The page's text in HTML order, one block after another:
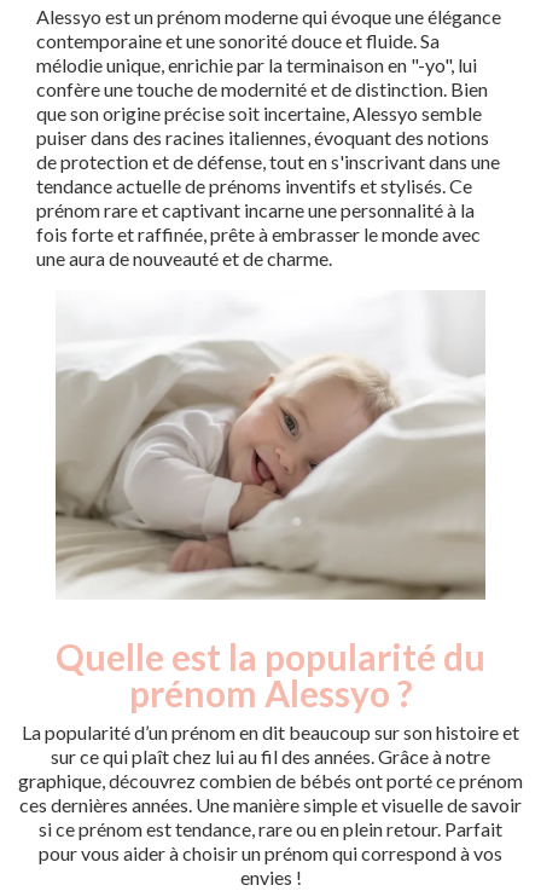
Alessyo est un prénom moderne qui évoque une élégance
contemporaine et une sonorité douce et fluide. Sa
mélodie unique, enrichie par la terminaison en "-yo", lui
confère une touche de modernité et de distinction. Bien
que son origine précise soit incertaine, Alessyo semble
puiser dans des racines italiennes, évoquant des notions
de protection et de défense, tout en s'inscrivant dans une
tendance actuelle de prénoms inventifs et stylisés. Ce
prénom rare et captivant incarne une personnalité à la
fois forte et raffinée, prête à embrasser le monde avec
une aura de nouveauté et de charme.
Quelle est la popularité du
prénom Alessyo ?
La popularité d’un prénom en dit beaucoup sur son histoire et
sur ce qui plaît chez lui au fil des années. Grâce à notre
graphique, découvrez combien de bébés ont porté ce prénom
ces dernières années. Une manière simple et visuelle de savoir
si ce prénom est tendance, rare ou en plein retour. Parfait
pour vous aider à choisir un prénom qui correspond à vos
envies !
Année
Nouveaux-
nés
2015
5
2017
5
2018
5
2019
10
2020
20
2021
35